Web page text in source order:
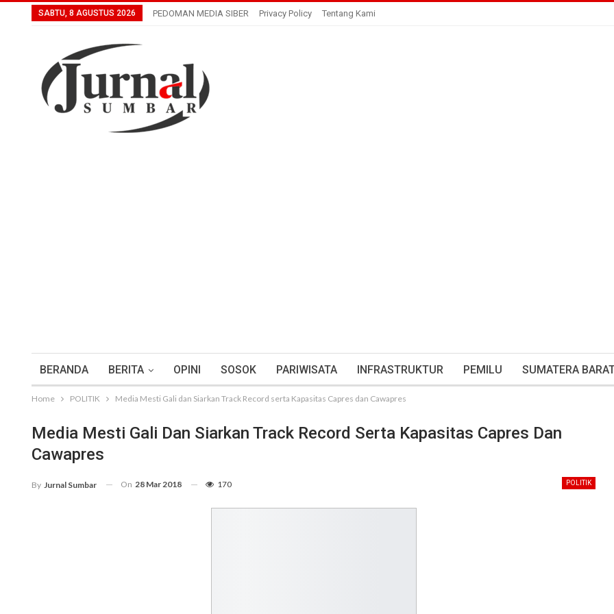
SABTU, 8 AGUSTUS 2026 PEDOMAN MEDIA SIBER Privacy Policy Tentang Kami
BERANDA BERITA OPINI SOSOK PARIWISATA INFRASTRUKTUR PEMILU SUMATERA
Home POLITIK Media Mesti Gali dan Siarkan Track Record serta Kapasitas Capres dan Cawapres
Media Mesti Gali Dan Siarkan Track Record Serta Kapasitas Capres Dan
Cawapres
POLITIK
By Jurnal Sumbar On 28 Mar 2018 170